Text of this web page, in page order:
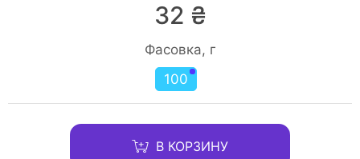
32 ₴
Фасовка, г
100
В КОРЗИНУ